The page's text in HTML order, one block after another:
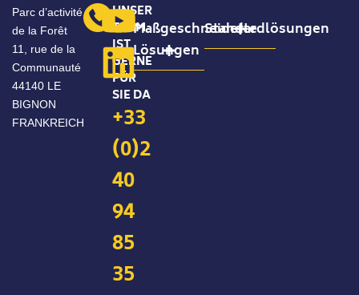
UNSER
TEAM
IST
GERNE
FÜR
SIE DA
+33
(0)2
40
94
85
35
Maßgeschneiderte
Lösungen
Standardlösungen
Parc d’activité
de la Forêt
11, rue de la
Communauté
44140 LE
BIGNON
FRANKREICH